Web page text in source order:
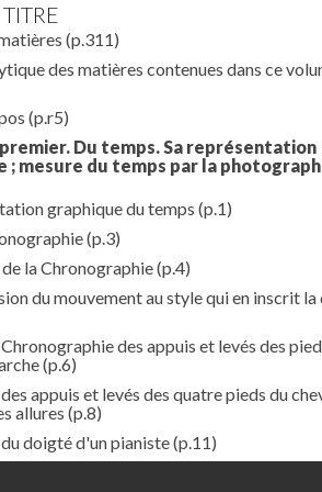
(p.311)
des matières contenues dans ce
(p.r5)
Du temps. Sa représentation
; mesure du temps par la
graphique du temps (p.1)
(p.3)
la Chronographie(p.4)
du mouvement au style qui en inscrit la
des appuis et levés des
(p.6)
appuis et levés des quatre pieds du
allures (p.8)
doigté d'un pianiste(p.11)